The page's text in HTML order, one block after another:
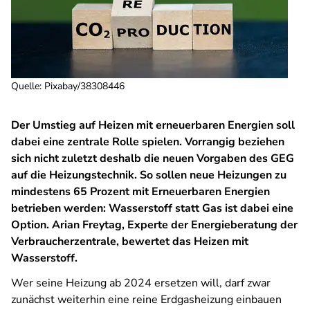
Quelle: Pixabay/38308446
Der Umstieg auf Heizen mit erneuerbaren Energien soll
dabei eine zentrale Rolle spielen. Vorrangig beziehen
sich nicht zuletzt deshalb die neuen Vorgaben des GEG
auf die Heizungstechnik. So sollen neue Heizungen zu
mindestens 65 Prozent mit Erneuerbaren Energien
betrieben werden: Wasserstoff statt Gas ist dabei eine
Option. Arian Freytag, Experte der Energieberatung der
Verbraucherzentrale, bewertet das Heizen mit
Wasserstoff.
Wer seine Heizung ab 2024 ersetzen will, darf zwar
zunächst weiterhin eine reine Erdgasheizung einbauen